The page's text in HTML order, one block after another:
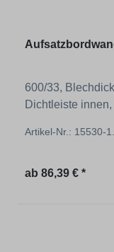
600/33,
Dichtleiste
Artikel-Nr.: 15530-
Regulärer Preis:
ab 86,39 € *